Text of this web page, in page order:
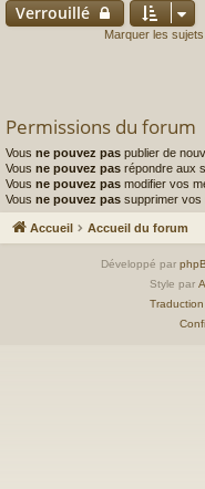
Verrouillé
Marquer les
Permissions du forum
Vous ne pouvez pas publier de
Vous ne pouvez pas répondre aux
Vous ne pouvez pas modifier vos
Vous ne pouvez pas supprimer vos
Accueil Accueil du forum
Développé par
Style par